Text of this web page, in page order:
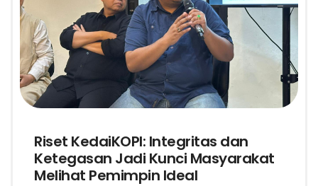
Riset KedaiKOPI: Integritas dan
Ketegasan Jadi Kunci Masyarakat
Melihat Pemimpin Ideal